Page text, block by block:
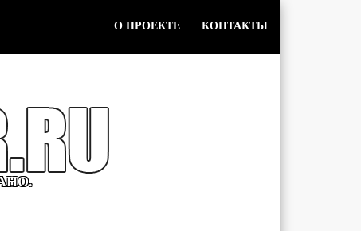
О ПРОЕКТЕ КОНТАКТЫ